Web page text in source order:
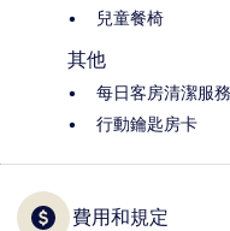
兒童餐椅
其他
每日客房清潔服務
行動鑰匙房卡
費用和規定